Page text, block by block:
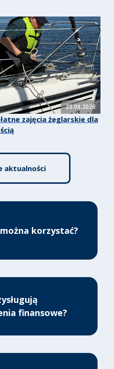
23.06.2026
zajęcia żeglarskie dla
aktualności
korzystać?
finansowe?